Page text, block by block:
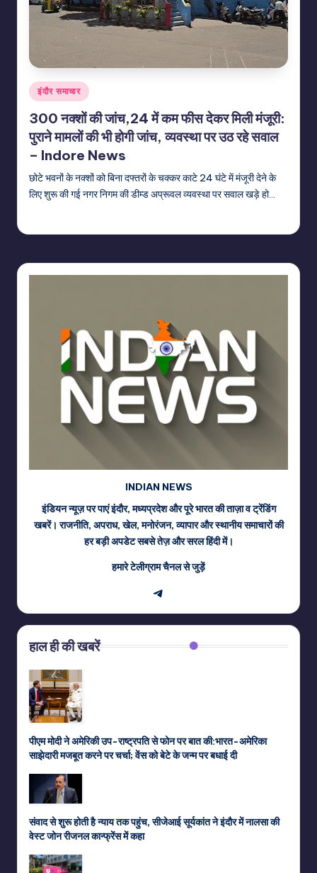
Posted
in
इंदौर समाचार
300 नक्शों की जांच,24 में कम फीस देकर मिली मंजूरी:
पुराने मामलों की भी होगी जांच, व्यवस्था पर उठ रहे सवाल
– Indore News
छोटे भवनों के नक्शों को बिना दफ्तरों के चक्कर काटे 24 घंटे में मंजूरी देने के
लिए शुरू की गई नगर निगम की डीम्ड अप्रूवल व्यवस्था पर सवाल खड़े हो…
INDIAN NEWS
इंडियन न्यूज़ पर पाएं इंदौर, मध्यप्रदेश और पूरे भारत की ताज़ा व ट्रेंडिंग
खबरें। राजनीति, अपराध, खेल, मनोरंजन, व्यापार और स्थानीय समाचारों की
हर बड़ी अपडेट सबसे तेज़ और सरल हिंदी में।
हमारे टेलीग्राम चैनल से जुड़ें
Telegram
हाल ही की खबरें
पीएम मोदी ने अमेरिकी उप-राष्ट्रपति से फोन पर बात की:भारत-अमेरिका
साझेदारी मजबूत करने पर चर्चा; वेंस को बेटे के जन्म पर बधाई दी
संवाद से शुरू होती है न्याय तक पहुंच, सीजेआई सूर्यकांत ने इंदौर में नालसा की
वेस्ट जोन रीजनल कान्फ्रेंस में कहा